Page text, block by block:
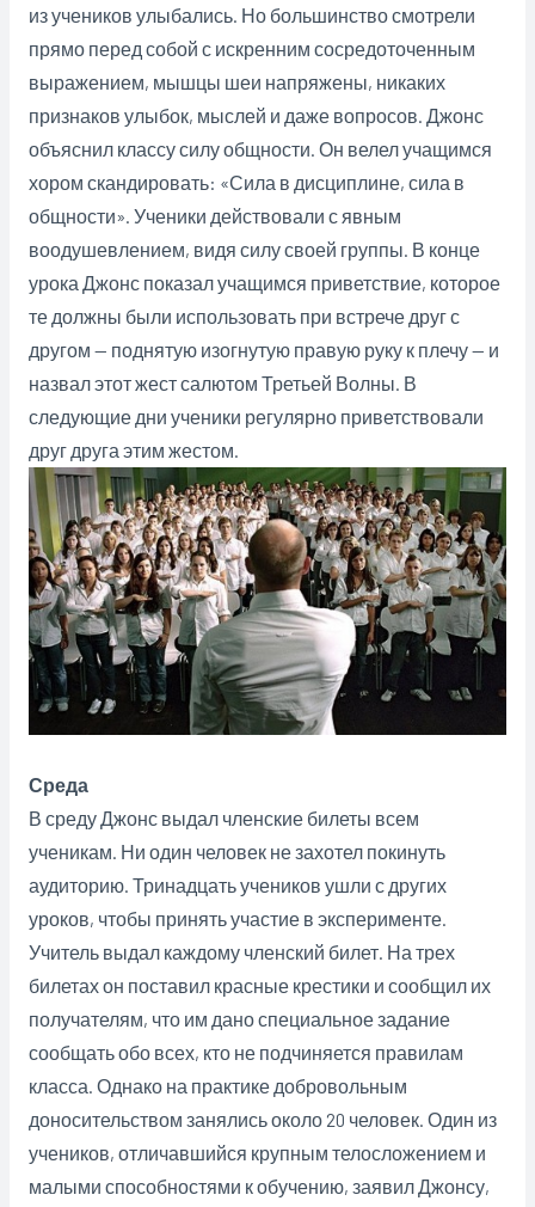
из учеников улыбались. Но большинство смотрели
прямо перед собой с искренним сосредоточенным
выражением, мышцы шеи напряжены, никаких
признаков улыбок, мыслей и даже вопросов. Джонс
объяснил классу силу общности. Он велел учащимся
хором скандировать: «Сила в дисциплине, сила в
общности». Ученики действовали с явным
воодушевлением, видя силу своей группы. В конце
урока Джонс показал учащимся приветствие, которое
те должны были использовать при встрече друг с
другом — поднятую изогнутую правую руку к плечу — и
назвал этот жест салютом Третьей Волны. В
следующие дни ученики регулярно приветствовали
друг друга этим жестом.
Среда
В среду Джонс выдал членские билеты всем
ученикам. Ни один человек не захотел покинуть
аудиторию. Тринадцать учеников ушли с других
уроков, чтобы принять участие в эксперименте.
Учитель выдал каждому членский билет. На трех
билетах он поставил красные крестики и сообщил их
получателям, что им дано специальное задание
сообщать обо всех, кто не подчиняется правилам
класса. Однако на практике добровольным
доносительством занялись около 20 человек. Один из
учеников, отличавшийся крупным телосложением и
малыми способностями к обучению, заявил Джонсу,